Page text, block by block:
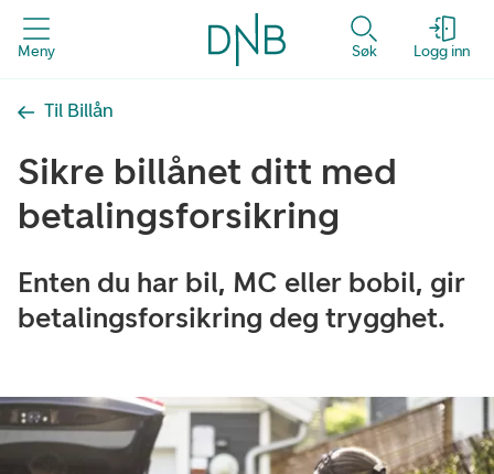
Meny Søk Logg inn
Til Billån
Sikre billånet ditt med
betalingsforsikring
Enten du har bil, MC eller bobil, gir
betalingsforsikring deg trygghet.